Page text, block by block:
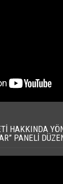
HAKKINDA
PANELI